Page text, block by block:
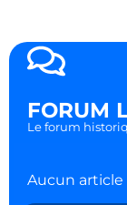
FORUM
Le forum
Aucun